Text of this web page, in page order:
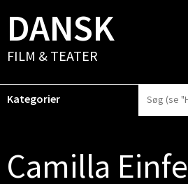
DANSK
FILM & TEATER
Kategorier
Camilla